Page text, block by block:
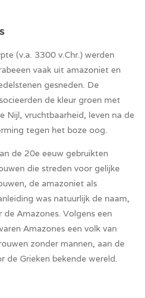
(v.a. 3300 v.Chr.) werden
vaak uit amazoniet en
gesneden. De
de kleur groen met
Nijl, vruchtbaarheid, leven na de
tegen het boze oog.
de 20e eeuw gebruikten
die streden voor gelijke
de amazoniet als
was natuurlijk de naam,
de Amazones. Volgens een
Amazones een volk van
zonder mannen, aan de
de Grieken bekende wereld.